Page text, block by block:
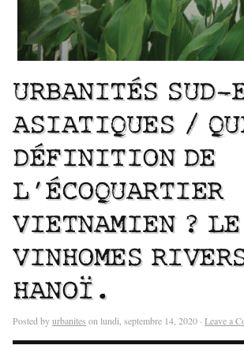
URBANITÉS SUD-
ASIATIQUES /
DÉFINITION DE
L’ÉCOQUARTIER
VIETNAMIEN ? LE
VINHOMES
HANOÏ.
Posted byurbanites on lundi, septembre 14, 2020 · Leave a